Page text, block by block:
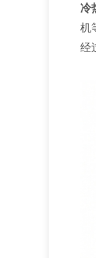
冷
机
经